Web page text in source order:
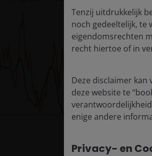
Tenzij uitdrukkelijk
noch gedeeltelijk, te
eigendomsrechten
recht hiertoe of in
Deze disclaimer
deze website te
enige andere
Privacy- en